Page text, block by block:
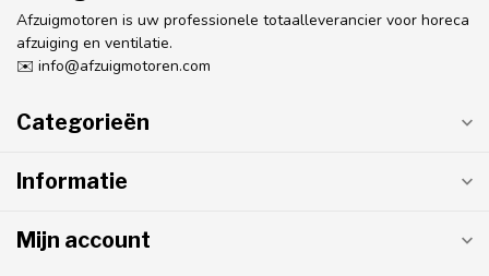
Afzuigmotoren is uw professionele totaalleverancier voor horeca
afzuiging en ventilatie.
✉️ info@afzuigmotoren.com
Categorieën
Informatie
Mijn account